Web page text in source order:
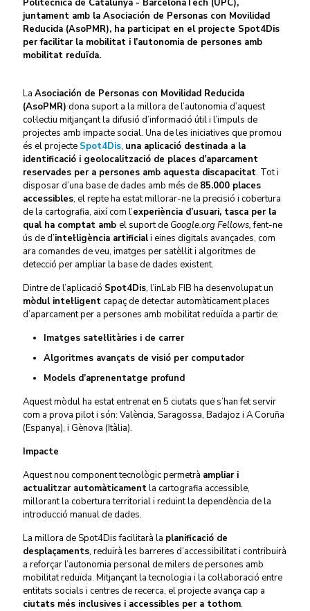
Politècnica de Catalunya - BarcelonaTech (UPC),
juntament amb la Asociación de Personas con Movilidad
Reducida (AsoPMR), ha participat en el projecte Spot4Dis
per facilitar la mobilitat i l’autonomia de persones amb
mobilitat reduïda.
La Asociación de Personas con Movilidad Reducida
(AsoPMR) dona suport a la millora de l’autonomia d’aquest
col·lectiu mitjançant la difusió d’informació útil i l’impuls de
projectes amb impacte social. Una de les iniciatives que promou
és el projecte Spot4Dis, una aplicació destinada a la
identificació i geolocalització de places d’aparcament
reservades per a persones amb aquesta discapacitat. Tot i
disposar d’una base de dades amb més de 85.000 places
accessibles, el repte ha estat millorar-ne la precisió i cobertura
de la cartografia, així com l’experiència d’usuari, tasca per la
qual ha comptat amb el suport de Google.org Fellows,fent-ne
ús de d’intel·ligència artificiali eines digitals avançades, com
ara comandes de veu, imatges per satèl·lit i algoritmes de
detecció per ampliar la base de dades existent.
Dintre de l’aplicació Spot4Dis, l’inLab FIB ha desenvolupat un
mòdul intel·ligentcapaç de detectar automàticament places
d’aparcament per a persones amb mobilitat reduïda a partir de:
Imatges satel·litàries i de carrer
Algoritmes avançats de visió per computador
Models d’aprenentatge profund
Aquest mòdul ha estat entrenat en 5 ciutats que s’han fet servir
com a prova pilot i són: València, Saragossa, Badajoz i A Coruña
(Espanya), i Gènova (Itàlia).
Impacte
Aquest nou component tecnològic permetrà ampliar i
actualitzar automàticamentla cartografia accessible,
millorant la cobertura territorial i reduint la dependència de la
introducció manual de dades.
La millora de Spot4Dis facilitarà la planificació de
desplaçaments, reduirà les barreres d’accessibilitat i contribuirà
a reforçar l’autonomia personal de milers de persones amb
mobilitat reduïda. Mitjançant la tecnologia i la col·laboració entre
entitats socials i centres de recerca, el projecte avança cap a
ciutats més inclusives i accessibles per a tothom.